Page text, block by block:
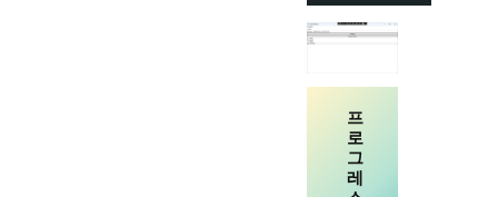
프
로
그
레